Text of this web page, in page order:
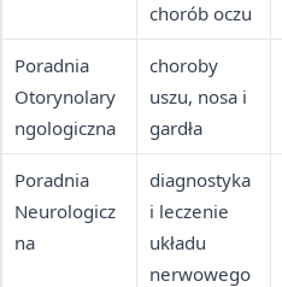
chorób oczu
Poradnia
Otorynolary
ngologiczna
choroby
uszu, nosa i
gardła
Poradnia
Neurologicz
na
diagnostyka
i leczenie
układu
nerwowego